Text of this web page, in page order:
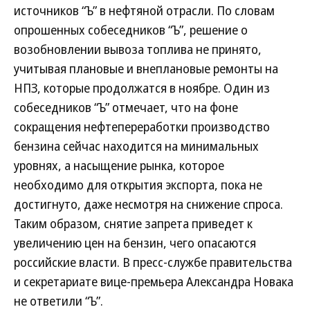
источников “Ъ” в нефтяной отрасли. По словам
опрошенных собеседников “Ъ”, решение о
возобновлении вывоза топлива не принято,
учитывая плановые и внеплановые ремонты на
НПЗ, которые продолжатся в ноябре. Один из
собеседников “Ъ” отмечает, что на фоне
сокращения нефтепереработки производство
бензина сейчас находится на минимальных
уровнях, а насыщение рынка, которое
необходимо для открытия экспорта, пока не
достигнуто, даже несмотря на снижение спроса.
Таким образом, снятие запрета приведет к
увеличению цен на бензин, чего опасаются
российские власти. В пресс-службе правительства
и секретариате вице-премьера Александра Новака
не ответили “Ъ”.